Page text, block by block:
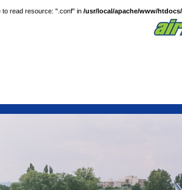
to read resource: ".conf" in /usr/local/apache/www/